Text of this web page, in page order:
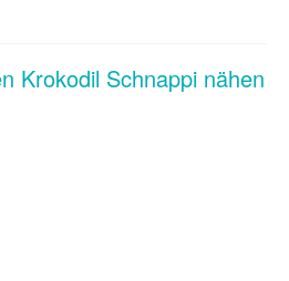
Krokodil Schnappi nähen